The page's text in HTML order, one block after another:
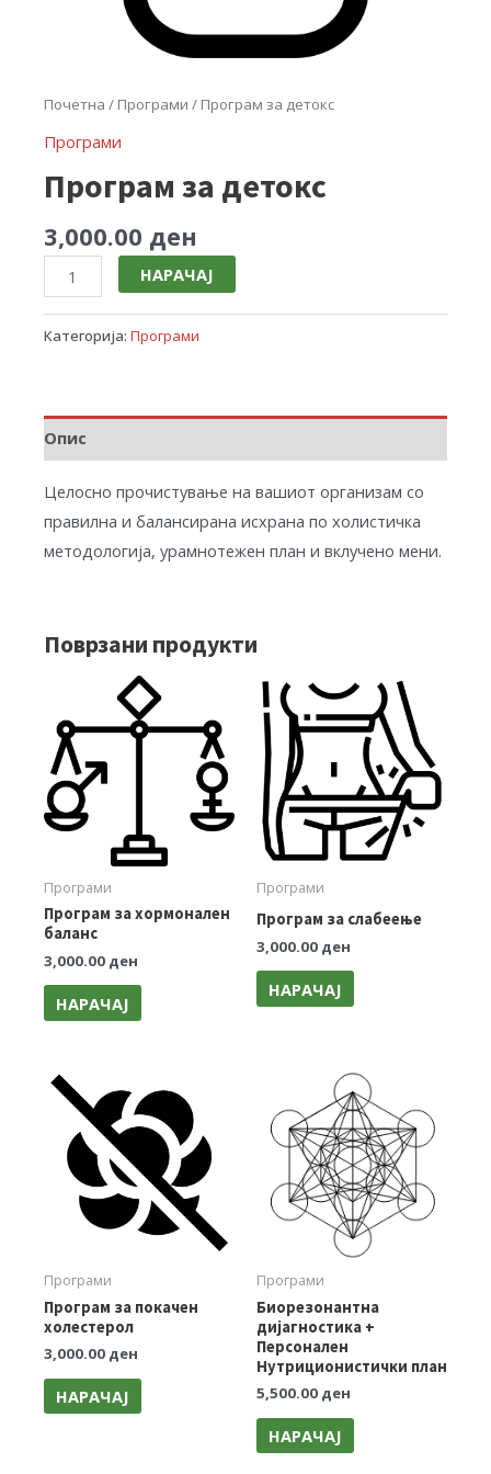
Почетна / Програми / Програм за детокс
Програми
Програм за детокс
3,000.00 ден
НАРАЧАЈ
Категорија: Програми
Опис
Целосно прочистување на вашиот организам со
правилна и балансирана исхрана по холистичка
методологија, урамнотежен план и вклучено мени.
Поврзани продукти
Програми
Програм за хормонален
баланс
3,000.00 ден
НАРАЧАЈ
Програми
Програм за слабеење
3,000.00 ден
НАРАЧАЈ
Програми
Програм за покачен
холестерол
3,000.00 ден
НАРАЧАЈ
Програми
Биорезонантна
дијагностика +
Персонален
Нутриционистички план
5,500.00 ден
НАРАЧАЈ